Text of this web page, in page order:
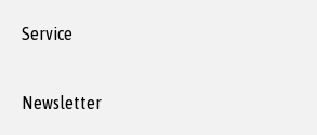
Service
Newsletter